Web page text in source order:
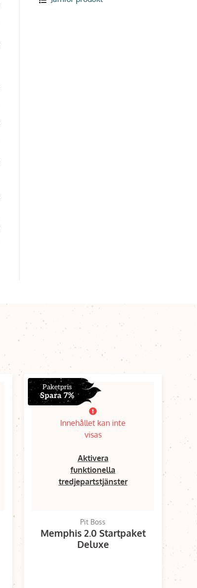
Paketpris
Spara 7%
Innehållet kan inte
visas
Aktivera
funktionella
tredjepartstjänster
Pit Boss
Memphis 2.0 Startpaket
Deluxe